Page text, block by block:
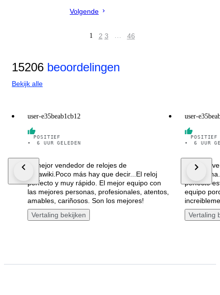
Volgende
1 2 3 … 46
15206 beoordelingen
Bekijk alle
user-e35beab1cb12
POSITIEF
•
6 UUR GELEDEN
El mejor vendedor de relojes de
Catawiki.Poco más hay que decir...El reloj
perfecto y muy rápido. El mejor equipo con
las mejores personas, profesionales, atentos,
amables, cariñosos. Son los mejores!
Vertaling bekijken
user-
POSITIEF
•
6 UUR
El mejor
perfecto
equipo
Vertaling